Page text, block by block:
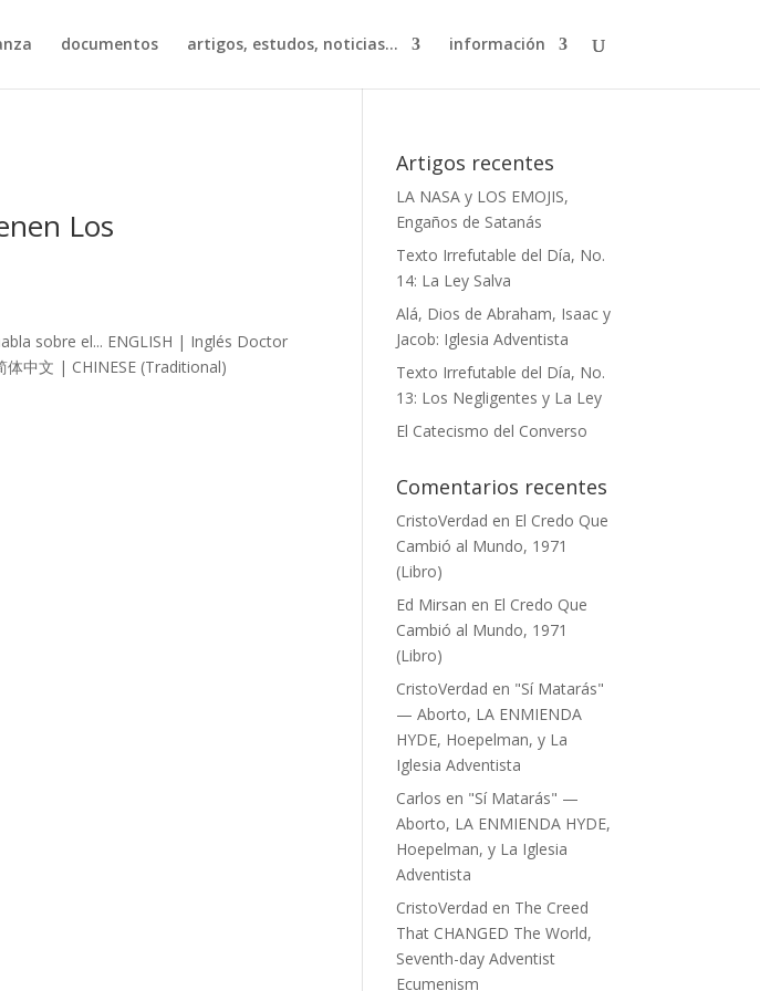
documentos artigos, estudos, noticias... información
Los
sobre el... ENGLISH | Inglés Doctor
中文 | CHINESE (Traditional)
Artigos recentes
LA NASA y LOS EMOJIS,
Engaños de Satanás
Texto Irrefutable del Día, No.
14: La Ley Salva
Alá, Dios de Abraham, Isaac y
Jacob: Iglesia Adventista
Texto Irrefutable del Día, No.
13: Los Negligentes y La Ley
El Catecismo del Converso
Comentarios recentes
CristoVerdad en El Credo Que
Cambió al Mundo, 1971
(Libro)
Ed Mirsan en El Credo Que
Cambió al Mundo, 1971
(Libro)
CristoVerdad en "Sí Matarás"
— Aborto, LA ENMIENDA
HYDE, Hoepelman, y La
Iglesia Adventista
Carlos en "Sí Matarás" —
Aborto, LA ENMIENDA HYDE,
Hoepelman, y La Iglesia
Adventista
CristoVerdad en The Creed
That CHANGED The World,
Seventh-day Adventist
Ecumenism